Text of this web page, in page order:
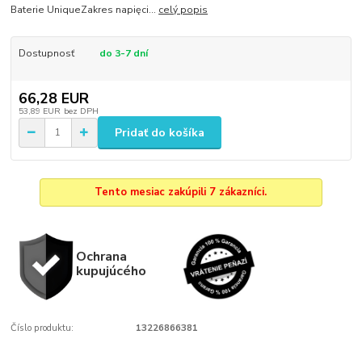
Baterie UniqueZakres napięci... celý popis
Dostupnosť do 3-7 dní
66,28 EUR
53,89 EUR bez DPH
Pridať do košíka
Tento mesiac zakúpili 7 zákazníci.
Ochrana
kupujúcého
Číslo produktu: 13226866381